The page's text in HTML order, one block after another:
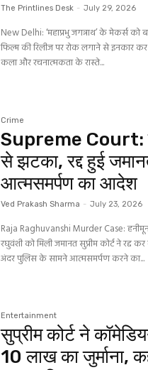
The Printlines Desk - July 29, 2026
New Delhi: ‘महाप्रभु जगन्नाथ’ के मेकर्स को
फिल्म की रिलीज पर रोक लगाने से इनकार
कला और रचनात्मकता के रास्ते...
Crime
Supreme Court:
से झटका, रद्द हुई
आत्मसमर्पण का आदेश
Ved Prakash Sharma - July 23, 2026
Raja Raghuvanshi Murder Case:
रघुवंशी को मिली जमानत सुप्रीम कोर्ट ने रद्द
अंदर पुलिस के सामने आत्मसमर्पण करने का...
Entertainment
सुप्रीम कोर्ट ने
10 लाख का जुर्माना,